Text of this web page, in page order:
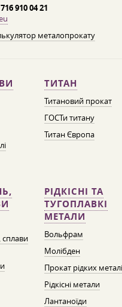
910 04 21
металопрокату
ТИТАН
Титановий прокат
ГОСТи титану
Титан Європа
сплави
РІДКІСНІ ТА
ТУГОПЛАВКІ
МЕТАЛИ
Вольфрам
Молібден
Прокат рідких
Рідкісні метали
Лантаноїди